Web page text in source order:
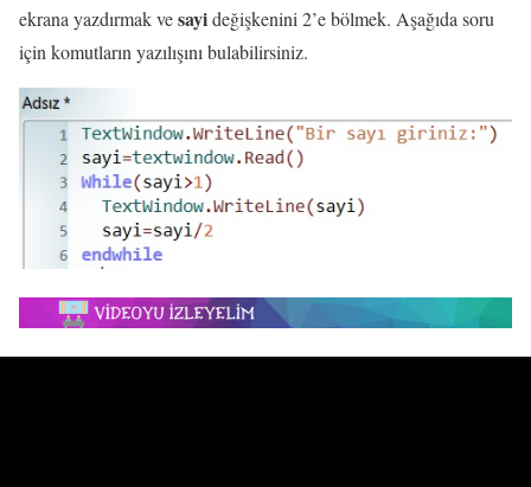
ekrana yazdırmak vesayideğişkenini 2’e bölmek. Aşağıda soru
için komutların yazılışını bulabilirsiniz.